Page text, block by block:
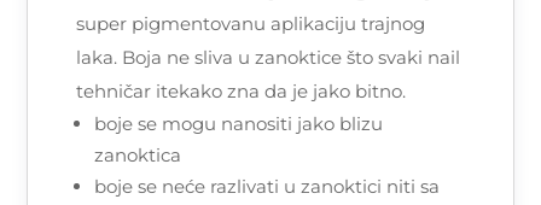
super pigmentovanu aplikaciju trajnog
laka. Boja ne sliva u zanoktice što svaki nail
tehničar itekako zna da je jako bitno.
boje se mogu nanositi jako blizu
zanoktica
boje se neće razlivati u zanoktici niti sa